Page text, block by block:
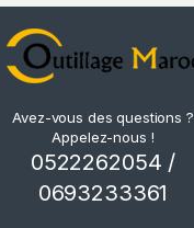
Avez-vous des questions ?
Appelez-nous !
0522262054 /
0693233361